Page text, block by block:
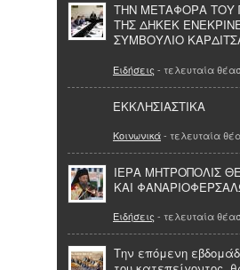
ΤΗΝ ΜΕΤΑΦΟΡΑ ΤΟΥ
ΤΗΣ ΔΗΚΕΚ
ΣΥΜΒΟΥΛΙΟ
Ειδήσεις - τελευταία
ΕΚΚΛΗΣΙΑΣΤΙΚΑ
Κοινωνικά- τελευταία
ΙΕΡΑ ΜΗΤΡΟΠΟΛΙΣ
ΚΑΙ
Ειδήσεις - τελευταία
Την επόμενη